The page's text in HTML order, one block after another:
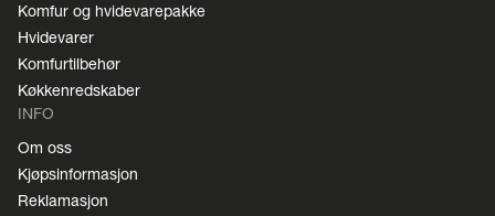
Komfur og hvidevarepakke
Hvidevarer
Komfurtilbehør
Køkkenredskaber
INFO
Om oss
Kjøpsinformasjon
Reklamasjon